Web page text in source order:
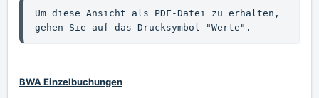
Um diese Ansicht als PDF-Datei zu erhalten,
gehen Sie auf das Drucksymbol "Werte".
BWA Einzelbuchungen